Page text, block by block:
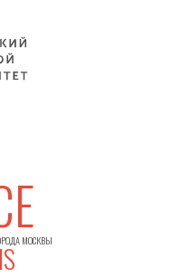
МОСКВЫ